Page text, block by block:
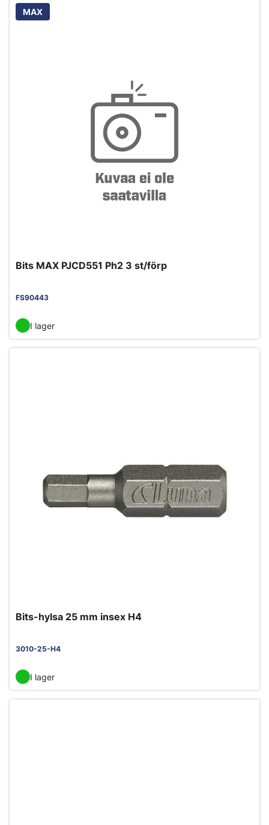
MAX
Bits MAX PJCD551 Ph2 3 st/förp
FS90443
I lager
Bits-hylsa 25 mm insex H4
3010-25-H4
I lager